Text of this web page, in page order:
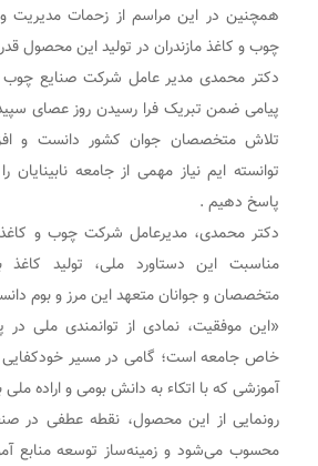
همچنین در این مراسم از زحمات مدیریت
چوب و کاغذ مازندران در تولید این محصول
دکتر محمدی مدیر عامل شرکت صنایع چوب و
پیامی ضمن تبریک فرا رسیدن روز عصای
تلاش متخصصان جوان کشور دانست و
توانسته ایم نیاز مهمی از جامعه نابینایان
پاسخ دهیم .
دکتر محمدی، مدیرعامل شرکت چوب و کاغذ
مناسبت این دستاورد ملی، تولید
متخصصان و جوانان متعهد این مرز و بوم
«این موفقیت، نمادی از توانمندی ملی در
خاص جامعه است؛ گامی در مسیر
آموزشی که با اتکاء به دانش بومی و اراده
رونمایی از این محصول، نقطه عطفی در
محسوب می‌شود و زمینه‌ساز توسعه منابع